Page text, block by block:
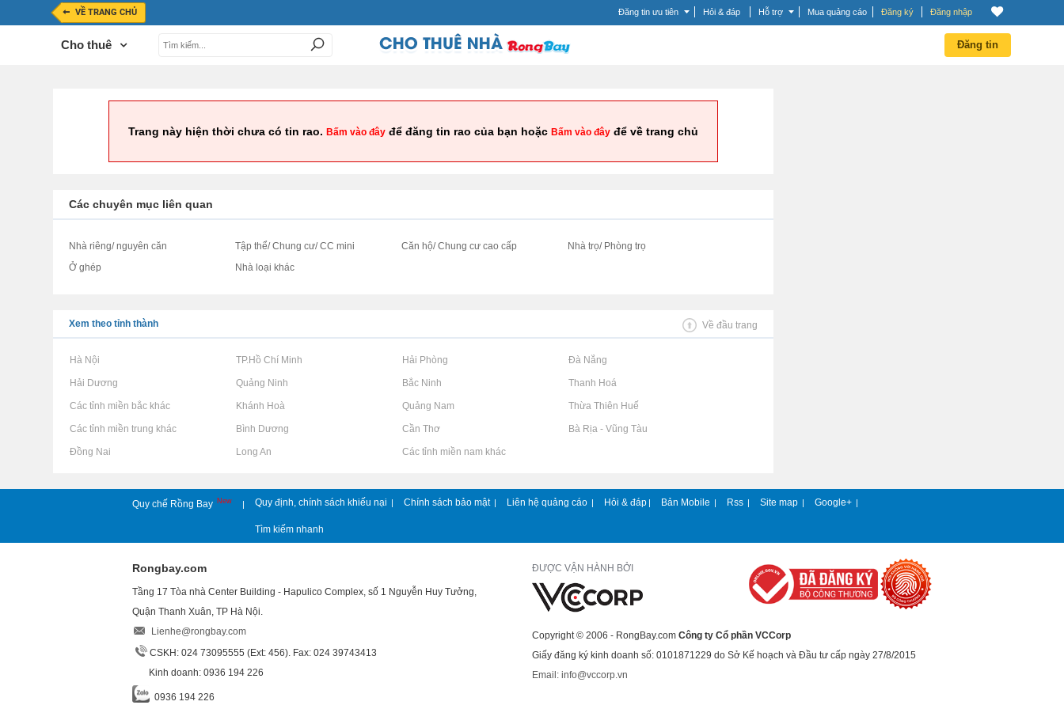
VỀ TRANG CHỦ Đăng tin ưu tiên Hỏi & đáp Hỗ trợ Mua quảng cáo Đăng ký Đăng nhập
Cho thuê Đăng tin
Trang này hiện thời chưa có tin rao. Bấm vào đây để đăng tin rao của bạn hoặc Bấm vào đây để về trang chủ
Các chuyên mục liên quan
Nhà riêng/ nguyên căn Tập thể/ Chung cư/ CC mini Căn hộ/ Chung cư cao cấp
Nhà trọ/ Phòng trọ
Ở ghép
Nhà loại khác
Xem theo tỉnh thành Về đầu trang
Rao vặt tại Hà Nội Rao vặt tại TP.Hồ Chí Minh Rao vặt tại Hải Phòng Rao vặt tại Đà Nẵng
Rao vặt tại Hải Dương Rao vặt tại Quảng Ninh Rao vặt tại Bắc Ninh Rao vặt tại Thanh Hoá
Rao vặt tại Các tỉnh miền bắc khác Rao vặt tại Khánh Hoà Rao vặt tại Quảng Nam Rao vặt tại Thừa Thiên Huế
Rao vặt tại Các tỉnh miền trung khác Rao vặt tại Bình Dương Rao vặt tại Cần Thơ Rao vặt tại Bà Rịa - Vũng Tàu
Rao vặt tại Đồng Nai Rao vặt tại Long An Rao vặt tại Các tỉnh miền nam khác
Quy chế Rồng Bay New | Quy định, chính sách khiếu nại | Chính sách bảo mật | Liên hệ quảng cáo | Hỏi & đáp | Bản Mobile | Rss | Site map | Google+ |
Tìm kiếm nhanh
Rongbay.com
Tầng 17 Tòa nhà Center Building - Hapulico Complex, số 1 Nguyễn Huy Tưởng,
Quận Thanh Xuân, TP Hà Nội.
Lienhe@rongbay.com
CSKH: 024 73095555 (Ext: 456). Fax: 024 39743413
Kinh doanh: 0936 194 226
0936 194 226
ĐƯỢC VẬN HÀNH BỞI
Copyright © 2006 - RongBay.com Công ty Cổ phần VCCorp
Giấy đăng ký kinh doanh số: 0101871229 do Sở Kế hoạch và Đầu tư cấp ngày 27/8/2015
Email: info@vccorp.vn